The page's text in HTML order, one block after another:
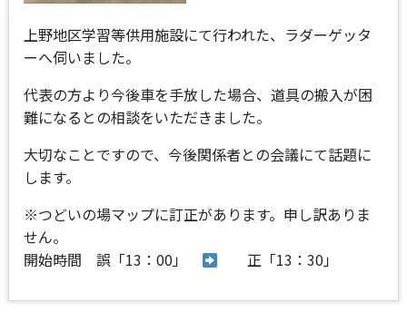
上野地区学習等供用施設にて行われた、ラダーゲッタ
ーへ伺いました。
代表の方より今後車を手放した場合、道具の搬入が困
難になるとの相談をいただきました。
大切なことですので、今後関係者との会議にて話題に
します。
※つどいの場マップに訂正があります。申し訳ありま
せん。
開始時間 誤「13：00」
正「13：30」